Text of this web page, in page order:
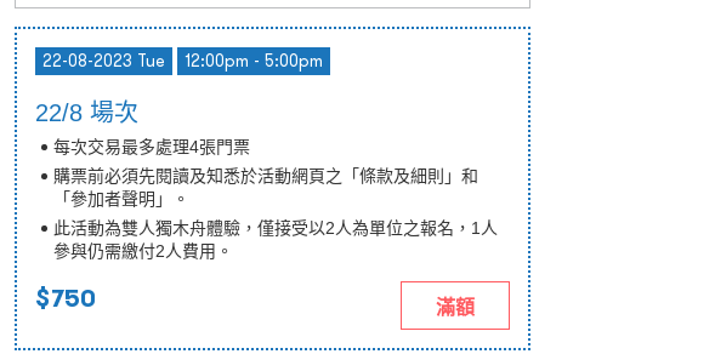
22-08-2023 Tue 12:00pm - 5:00pm
22/8 場次
每次交易最多處理4張門票
購票前必須先閱讀及知悉於活動網頁之「條款及細則」和
「參加者聲明」。
此活動為雙人獨木舟體驗，僅接受以2人為單位之報名，1人
參與仍需繳付2人費用。
$750 滿額